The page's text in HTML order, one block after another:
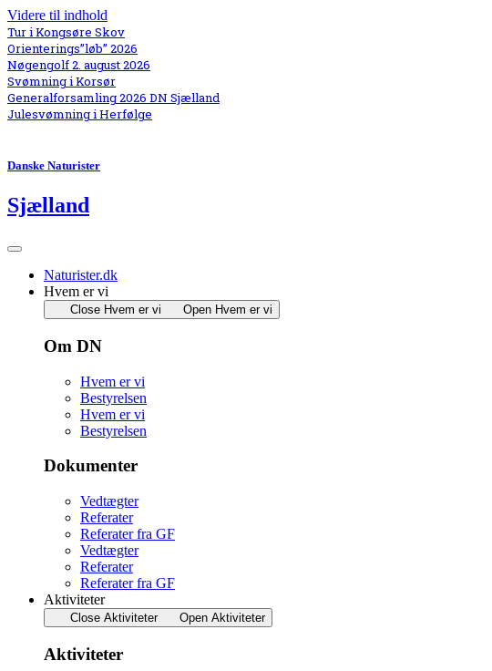
Videre til indhold
Tur i Kongsøre Skov
Orienterings”løb” 2026
Nøgengolf 2. august 2026
Svømning i Korsør
Generalforsamling 2026 DN Sjælland
Julesvømning i Herfølge
Danske Naturister
Sjælland
Naturister.dk
Hvem er vi
Close Hvem er vi Open Hvem er vi
Om DN
Hvem er vi
Bestyrelsen
Hvem er vi
Bestyrelsen
Dokumenter
Vedtægter
Referater
Referater fra GF
Vedtægter
Referater
Referater fra GF
Aktiviteter
Close Aktiviteter Open Aktiviteter
Aktiviteter